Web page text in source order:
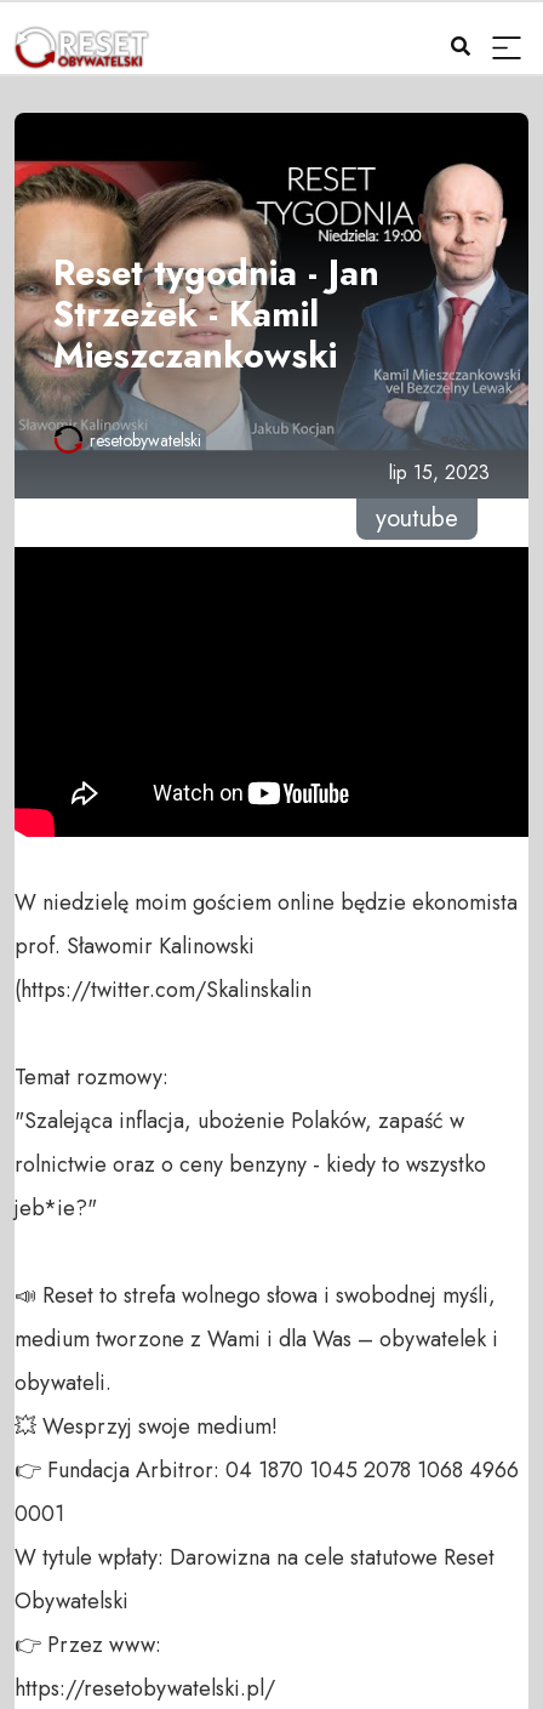
Reset tygodnia - Jan
Strzeżek - Kamil
Mieszczankowski
resetobywatelski
lip 15, 2023
youtube
W niedzielę moim gościem online będzie ekonomista
prof. Sławomir Kalinowski
(https://twitter.com/Skalinskalin
Temat rozmowy:
"Szalejąca inflacja, ubożenie Polaków, zapaść w
rolnictwie oraz o ceny benzyny - kiedy to wszystko
jeb*ie?"
📣 Reset to strefa wolnego słowa i swobodnej myśli,
medium tworzone z Wami i dla Was – obywatelek i
obywateli.
💥 Wesprzyj swoje medium!
👉 Fundacja Arbitror: 04 1870 1045 2078 1068 4966
0001
W tytule wpłaty: Darowizna na cele statutowe Reset
Obywatelski
👉 Przez www:
https://resetobywatelski.pl/